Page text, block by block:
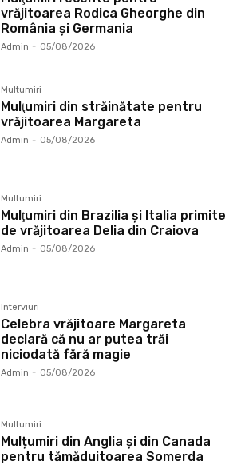
vrăjitoarea Rodica Gheorghe din
România și Germania
Admin - 05/08/2026
Multumiri
Mulţumiri din străinătate pentru
vrăjitoarea Margareta
Admin - 05/08/2026
Multumiri
Mulţumiri din Brazilia și Italia primite
de vrăjitoarea Delia din Craiova
Admin - 05/08/2026
Interviuri
Celebra vrăjitoare Margareta
declară că nu ar putea trăi
niciodată fără magie
Admin - 05/08/2026
Multumiri
Mulțumiri din Anglia și din Canada
pentru tămăduitoarea Somerda